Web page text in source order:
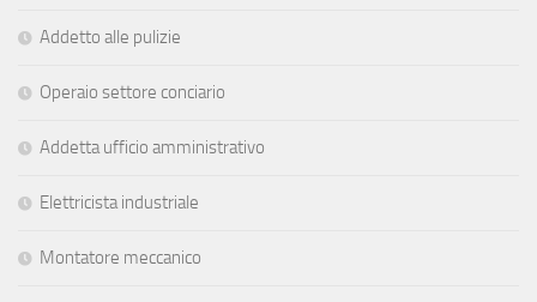
Addetto alle pulizie
Operaio settore conciario
Addetta ufficio amministrativo
Elettricista industriale
Montatore meccanico